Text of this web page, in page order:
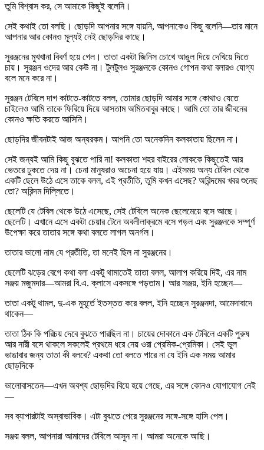
তুমি বিশ্বাস কর, সে আমাকে কিছুই বলেনি।
সেই কথাই তো বলছি। ছোড়দি আপনার সঙ্গে যায়নি, আপনাকেও কিছু বলেনি—তার মানে
আপনার আর কোনও মূল্যই নেই ছোড়দির কাছে।
সুরঞ্জনের মুখখানা বিবর্ণ হয়ে গেল। তাতা একটা জিনিস চোখে আঙুল দিয়ে দেখিয়ে দিতে
চায়। সুরঞ্জন ওদের আর কেউ না। টুলটুলও সুরঞ্জনকে কোনও গোপন কথা বলারও যোগ্য
বলে মনে করে না।
সুরঞ্জন টেবিলে দাগ কাটতে-কাটতে বলল, তোমার ছোড়দি আমার সঙ্গে কোথাও যেতে
চাইলেও আমি তাকে ফিরিয়ে দিয়ে আসতাম অমিতবাবুর কাছে। আমি তো তার জীবনের
কোনও ক্ষতি করতে আসিনি।
ছোড়দির জীবনটাই আজ অন্যরকম। আপনি তো অনেকদিন কলকাতায় ছিলেন না।
সেই জন্যই আমি কিছু বুঝতে পারি না! কলকাতা শহর বাইরের লোককে কিছুতেই আর
ভেতরে ঢুকতে দেয় না। চেনা মানুষরাও অচেনা হয়ে যায়। এইসময় অন্য টেবিল থেকে
একটি ছেলে উঠে এসে তাকে বলল, এই প্রতীতি, তুমি কখন এসেছ? অরিন্দমের খবর শুনেছ
তো? অরিন্দম দিল্লিতে।
ছেলেটি যে টেবিল থেকে উঠে এসেছে, সেই টেবিলে অনেক ছেলেমেয়ে বসে আছে।
ছেলেটি। এখানে এসে একটা চেয়ার টেনে অবলীলাক্রমে বসে পড়ল এবং সুরঞ্জনকে সম্পূর্ণ
উপেক্ষা করে তাতার সঙ্গে কথা বলতে লাগল অনর্গল।
তাতার ভালো নাম যে প্রতীতি, তা মনেই ছিল না সুরঞ্জনের।
ছেলেটি ঝড়ের বেগে কথা বলা একটু থামাতেই তাতা বলল, আলাপ করিয়ে দিই, এর নাম
সঞ্জয় মজুমদার—আমরা বি.এ. ক্লাসে একসঙ্গে পড়তাম। আর সঞ্জয়, ইনি হচ্ছেন—
তাতা একটু থামল, দু-এক মুহূর্তে ইতস্তত করে বলল, ইনি হচ্ছেন সুরঞ্জনদা, আমেদাবাদে
থাকেন—
তাতা ঠিক কি পরিচয় দেবে বুঝতে পারছিল না। চায়ের দোকানে এক টেবিলে একটি পুরুষ
আর নারী বসে থাকলে সকলেই প্রথমে ধরে নেয় ওরা প্রেমিক-প্রেমিকা। সেই ভুল
ভাঙাবার জন্য তাতা কী বলবে? একথা তো বলতে পারে না যে ইনি এক সময় আমার
ছোড়দিকে
ভালোবাসতেন—এখন অবশ্য ছোড়দির বিয়ে হয়ে গেছে, এর সঙ্গে কোনও যোগাযোগ নেই
—
সব ব্যাপারটাই অস্বাভাবিক। এটা বুঝতে পেরে সুরঞ্জনের সঙ্গে-সঙ্গে হাসি পেল।
সঞ্জয় বলল, আপনারা আমাদের টেবিলে আসুন না। আমরা অনেকে আছি।